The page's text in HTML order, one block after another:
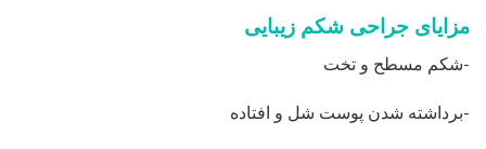
مزایای جراحی شکم زیبایی
-شکم مسطح و تخت
-برداشته شدن پوست شل و افتاده